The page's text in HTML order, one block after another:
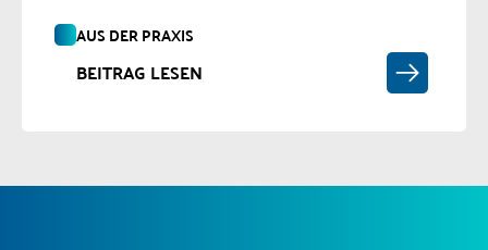
AUS DER PRAXIS
BEITRAG LESEN